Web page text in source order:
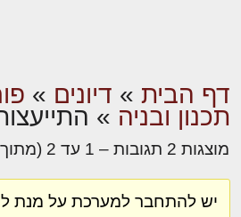
דף הבית » דיונים »
תכנון ובניה »
מוצגות 2 תגובות – 1 עד 2 (מתוך 2 סה״כ)
יש להתחבר למערכת על מנת